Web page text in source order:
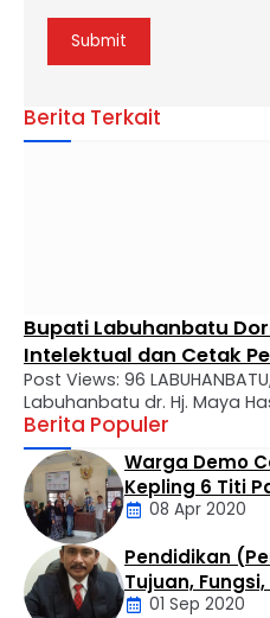
Berita Terkait
Bupati Labuhanbatu
Intelektual dan Cetak
Post Views: 96
Labuhanbatu dr. Hj. Maya
menyampaikan apresiasi
panjang Universitas
berusia 28 tahun. Dalam
ULB diharapkan tidak
ilmu, melainkan kawah
melahirkan generasi muda
berkarakter. Apresiasi
Berita Populer
Daerah
Warga Demo
Kepling 6 Titi
Tak Perduli
08 Apr 2020
Pendidikan
Tujuan,
01 Sep 2020